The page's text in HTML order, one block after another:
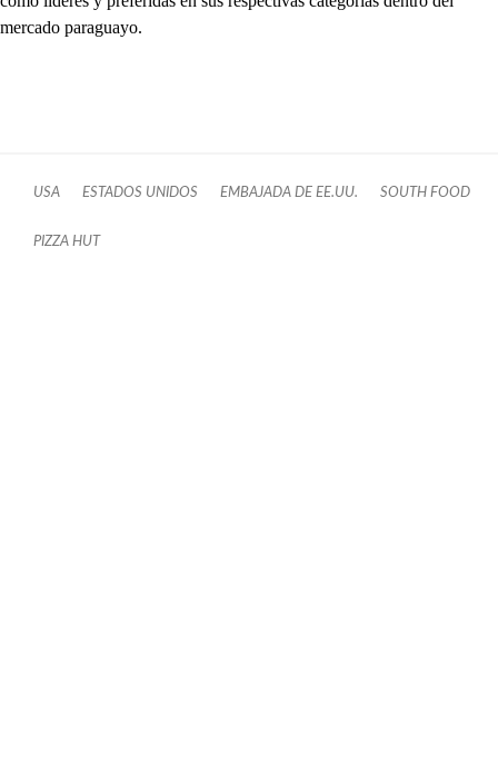
mercado paraguayo.
USA ESTADOS UNIDOS EMBAJADA DE EE.UU. SOUTH FOOD
PIZZA HUT